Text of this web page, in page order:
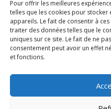
Pour offrir les meilleures
telles que les cookies pour
appareils. Le fait de consentir à
traiter des données telles que le
uniques sur ce site. Le fait de ne
consentement peut avoir un effet
et fonctions.
Newsletter
Adresse de courrier